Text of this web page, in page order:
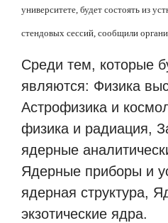
университете, будет состоять из
стендовых сессий, сообщили
Среди тем, которые
являются: Физика
Астрофизика и
физика и радиация,
ядерные
Ядерные приборы и
ядерная структура,
экзотические ядра.